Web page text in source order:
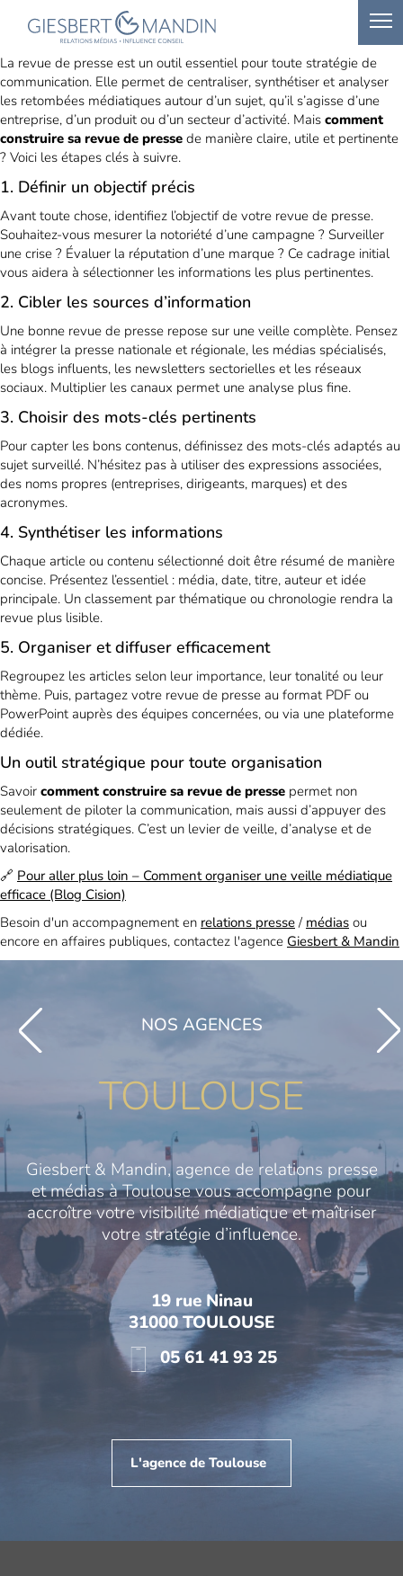
La revue de presse est un outil essentiel pour toute stratégie de
communication. Elle permet de centraliser, synthétiser et analyser
les retombées médiatiques autour d’un sujet, qu’il s’agisse d’une
entreprise, d’un produit ou d’un secteur d’activité. Mais comment
construire sa revue de presse de manière claire, utile et pertinente
? Voici les étapes clés à suivre.
1. Définir un objectif précis
Avant toute chose, identifiez l’objectif de votre revue de presse.
Souhaitez-vous mesurer la notoriété d’une campagne ? Surveiller
une crise ? Évaluer la réputation d’une marque ? Ce cadrage initial
vous aidera à sélectionner les informations les plus pertinentes.
2. Cibler les sources d’information
Une bonne revue de presse repose sur une veille complète. Pensez
à intégrer la presse nationale et régionale, les médias spécialisés,
les blogs influents, les newsletters sectorielles et les réseaux
sociaux. Multiplier les canaux permet une analyse plus fine.
3. Choisir des mots-clés pertinents
Pour capter les bons contenus, définissez des mots-clés adaptés au
sujet surveillé. N’hésitez pas à utiliser des expressions associées,
des noms propres (entreprises, dirigeants, marques) et des
acronymes.
4. Synthétiser les informations
Chaque article ou contenu sélectionné doit être résumé de manière
concise. Présentez l’essentiel : média, date, titre, auteur et idée
principale. Un classement par thématique ou chronologie rendra la
revue plus lisible.
5. Organiser et diffuser efficacement
Regroupez les articles selon leur importance, leur tonalité ou leur
thème. Puis, partagez votre revue de presse au format PDF ou
PowerPoint auprès des équipes concernées, ou via une plateforme
dédiée.
Un outil stratégique pour toute organisation
Savoir comment construire sa revue de presse permet non
seulement de piloter la communication, mais aussi d’appuyer des
décisions stratégiques. C’est un levier de veille, d’analyse et de
valorisation.
🔗 Pour aller plus loin – Comment organiser une veille médiatique
efficace (Blog Cision)
Besoin d'un accompagnement en relations presse/ médias ou
encore en affaires publiques, contactez l'agence Giesbert & Mandin
NOS AGENCES
TOULOUSE
Giesbert & Mandin, agence de relations presse
et médias à Toulouse vous accompagne pour
accroître votre visibilité médiatique et maîtriser
votre stratégie d’influence.
19 rue Ninau
31000 TOULOUSE
05 61 41 93 25
L'agence de Toulouse